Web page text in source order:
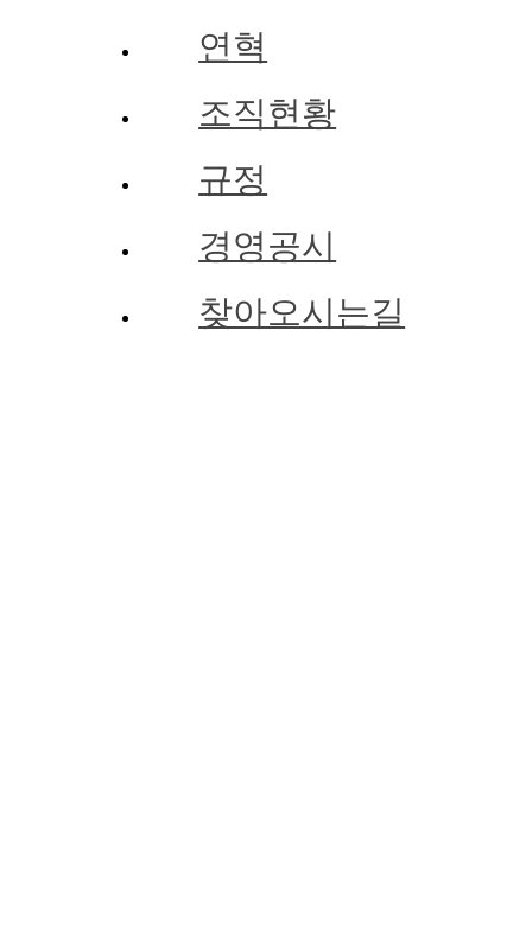
연혁
조직현황
규정
경영공시
찾아오시는길